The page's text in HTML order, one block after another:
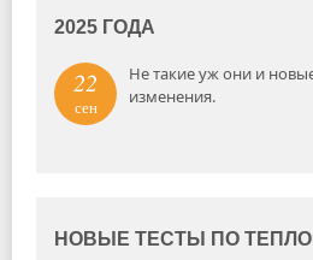
2025 ГОДА
22
сен
Не такие уж они и
изменения.
НОВЫЕ ТЕСТЫ ПО